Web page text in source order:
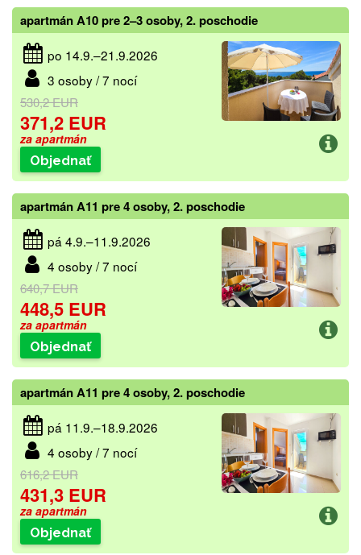
apartmán A10 pre 2–3 osoby, 2. poschodie
po 14.9.–21.9.2026
3 osoby / 7 nocí
530,2 EUR
371,2 EUR
za apartmán
Objednať
apartmán A11 pre 4 osoby, 2. poschodie
pá 4.9.–11.9.2026
4 osoby / 7 nocí
640,7 EUR
448,5 EUR
za apartmán
Objednať
apartmán A11 pre 4 osoby, 2. poschodie
pá 11.9.–18.9.2026
4 osoby / 7 nocí
616,2 EUR
431,3 EUR
za apartmán
Objednať